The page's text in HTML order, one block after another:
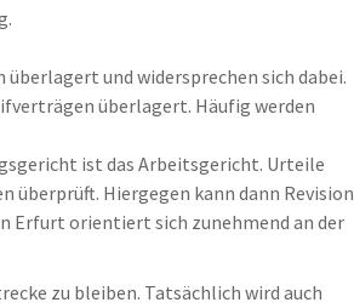
und widersprechen sich dabei.
überlagert. Häufig werden
ist das Arbeitsgericht. Urteile
überprüft. Hiergegen kann dann Revision
Erfurt orientiert sich zunehmend an der
zu bleiben. Tatsächlich wird auch